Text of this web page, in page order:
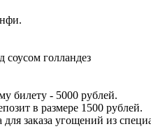
голландез
билету - 5000 рублей.
в размере 1500 рублей.
заказа угощений из